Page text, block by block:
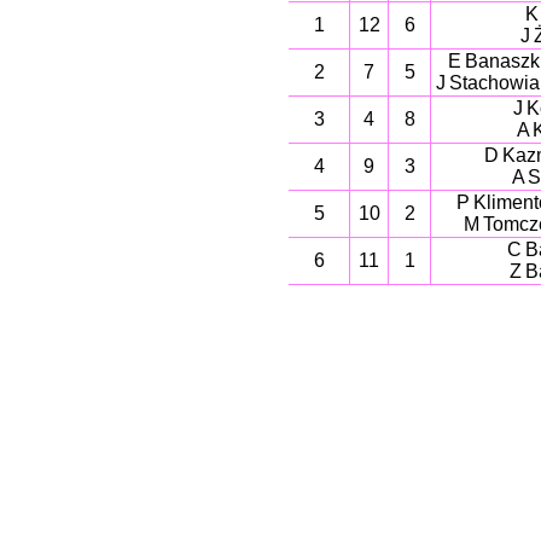
1
12 6
J
2
7 5
E
J
3
4 8
J
A
4
9 3
D
A
5
10 2
P
M
6
11 1
C
Z